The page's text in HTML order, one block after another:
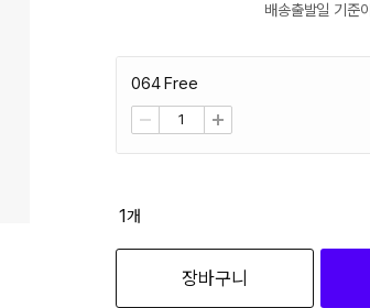
배송출발일 기준
064 Free
1개
장바구니